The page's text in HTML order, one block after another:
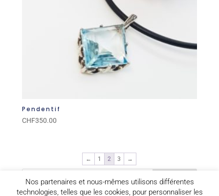
Pendentif
CHF350.00
← 1 2 3 →
Nos partenaires et nous-mêmes utilisons différentes
technologies, telles que les cookies, pour personnaliser les